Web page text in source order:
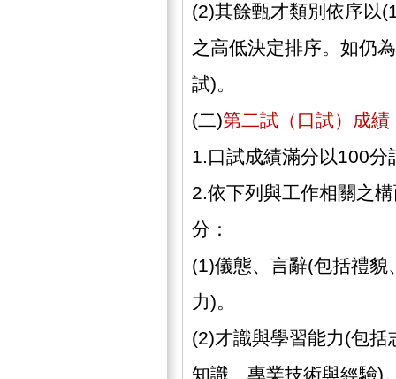
(2)其餘甄才類別依序以
之高低決定排序。如仍
試)。
(二)第二試（口試）成績
1.口試成績滿分以100分
2.依下列與工作相關之
分：
(1)儀態、言辭(包括禮
力)。
(2)才識與學習能力(包
知識、專業技術與經驗)